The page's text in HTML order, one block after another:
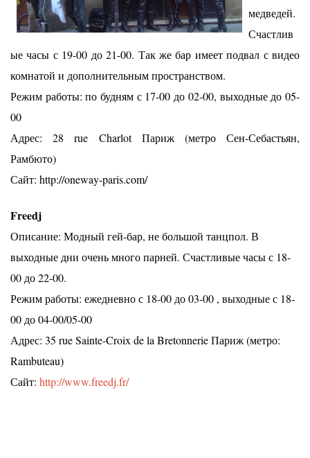
медведей.
Счастлив
ые часы с 19-00 до 21-00. Так же бар имеет подвал с видео
комнатой и дополнительным пространством.
Режим работы: по будням с 17-00 до 02-00, выходные до 05-
00
Адрес: 28 rue Charlot Париж (метро Сен-Себастьян,
Рамбюто)
Сайт: http://oneway-paris.com/
Freedj
Описание: Модный гей-бар, не большой танцпол. В
выходные дни очень много парней. Счастливые часы с 18-
00 до 22-00.
Режим работы: ежедневно с 18-00 до 03-00 , выходные с 18-
00 до 04-00/05-00
Адрес: 35 rue Sainte-Croix de la Bretonnerie Париж (метро:
Rambuteau)
Сайт: http://www.freedj.fr/